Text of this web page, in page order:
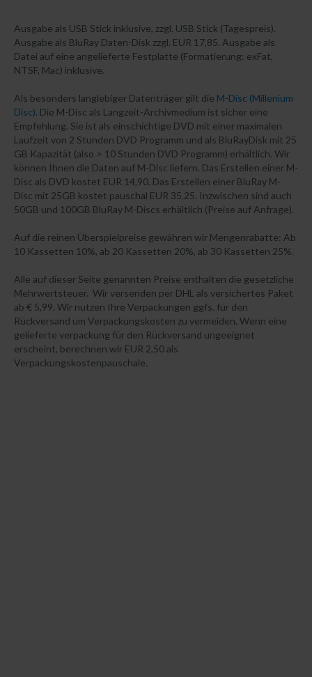
Ausgabe als USB Stick inklusive, zzgl. USB Stick (Tagespreis).
Ausgabe als BluRay Daten-Disk zzgl. EUR 17,85. Ausgabe als
Datei auf eine angelieferte Festplatte (Formatierung: exFat,
NTSF, Mac) inklusive.
Als besonders langlebiger Datenträger gilt die M-Disc (Millenium
Disc). Die M-Disc als Langzeit-Archivmedium ist sicher eine
Empfehlung. Sie ist als einschichtige DVD mit einer maximalen
Laufzeit von 2 Stunden DVD Programm und als BluRayDisk mit 25
GB Kapazität (also > 10 Stunden DVD Programm) erhältlich. Wir
können Ihnen die Daten auf M-Disc liefern. Das Erstellen einer M-
Disc als DVD kostet EUR 14,90. Das Erstellen einer BluRay M-
Disc mit 25GB kostet pauschal EUR 35,25. Inzwischen sind auch
50GB und 100GB BluRay M-Discs erhältlich (Preise auf Anfrage).
Auf die reinen Überspielpreise gewähren wir Mengenrabatte: Ab
10 Kassetten 10%, ab 20 Kassetten 20%, ab 30 Kassetten 25%.
Alle auf dieser Seite genannten Preise enthalten die gesetzliche
Mehrwertsteuer. Wir versenden per DHL als versichertes Paket
ab € 5,99. Wir nutzen Ihre Verpackungen ggfs. für den
Rückversand um Verpackungskosten zu vermeiden. Wenn eine
gelieferte verpackung für den Rückversand ungeeignet
erscheint, berechnen wir EUR 2,50 als
Verpackungskostenpauschale.